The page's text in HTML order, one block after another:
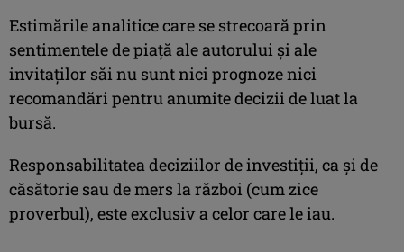
Estimările analitice care se strecoară prin
sentimentele de piaţă ale autorului şi ale
invitaţilor săi nu sunt nici prognoze nici
recomandări pentru anumite decizii de luat la
bursă.
Responsabilitatea deciziilor de investiţii, ca şi de
căsătorie sau de mers la război (cum zice
proverbul), este exclusiv a celor care le iau.